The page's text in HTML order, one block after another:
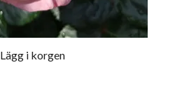
Lägg i korgen